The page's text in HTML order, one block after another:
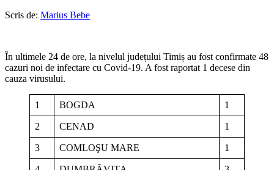
Scris de: Marius Bebe
În ultimele 24 de ore, la nivelul județului Timiș au fost confirmate 48
cazuri noi de infectare cu Covid-19. A fost raportat 1 decese din
cauza virusului.
1 BOGDA 1
2 CENAD 1
3 COMLOŞU MARE 1